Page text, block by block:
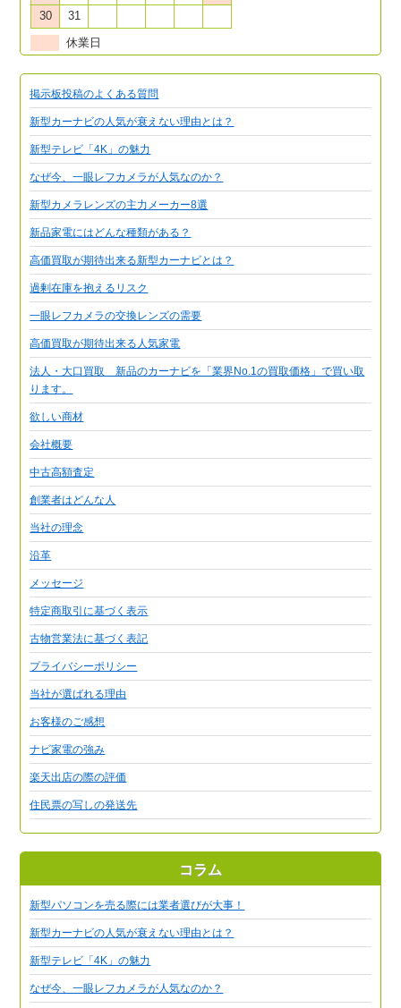
30
31
休業日
掲示板投稿のよくある質問
新型カーナビの人気が衰えない理由とは？
新型テレビ「4K」の魅力
なぜ今、一眼レフカメラが人気なのか？
新型カメラレンズの主力メーカー8選
新品家電にはどんな種類がある？
高価買取が期待出来る新型カーナビとは？
過剰在庫を抱えるリスク
一眼レフカメラの交換レンズの需要
高価買取が期待出来る人気家電
法人・大口買取 新品のカーナビを「業界No.1の買取価格」で買い取
ります。
欲しい商材
会社概要
中古高額査定
創業者はどんな人
当社の理念
沿革
メッセージ
特定商取引に基づく表示
古物営業法に基づく表記
プライバシーポリシー
当社が選ばれる理由
お客様のご感想
ナビ家電の強み
楽天出店の際の評価
住民票の写しの発送先
コラム
新型パソコンを売る際には業者選びが大事！
新型カーナビの人気が衰えない理由とは？
新型テレビ「4K」の魅力
なぜ今、一眼レフカメラが人気なのか？